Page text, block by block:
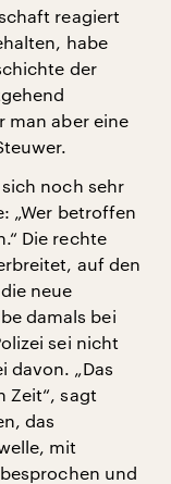
reagiert
habe
der
man aber eine
noch sehr
„Wer betroffen
Die rechte
auf den
neue
damals bei
sei nicht
davon. „Das
Zeit“, sagt
das
mit
und